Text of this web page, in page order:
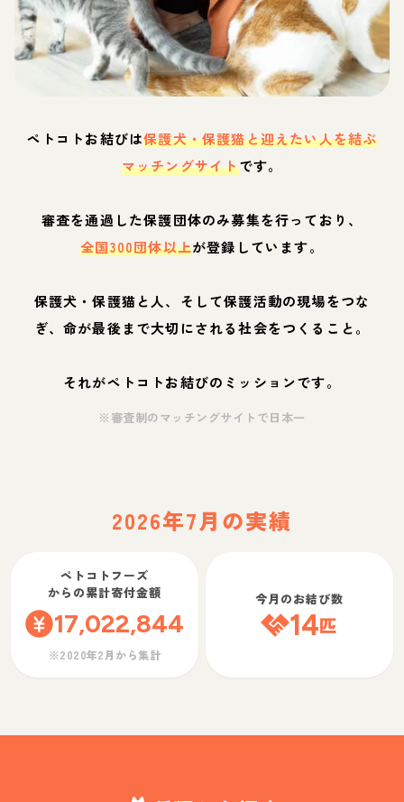
ペトコトお結びは保護犬・保護猫と迎えたい人を結ぶ
マッチングサイトです。
審査を通過した保護団体のみ募集を行っており、
全国300団体以上が登録しています。
保護犬・保護猫と人、そして保護活動の現場をつな
ぎ、命が最後まで大切にされる社会をつくること。
それがペトコトお結びのミッションです。
※審査制のマッチングサイトで日本一
2026年7月の実績
ペトコトフーズ
からの累計寄付金額
17,022,844
※2020年2月から集計
今月のお結び数
14匹